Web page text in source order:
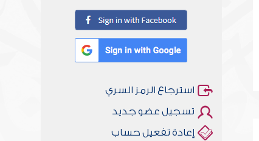
استرجاع الرمز السري
تسجيل عضو جديد
إعادة تفعيل حساب